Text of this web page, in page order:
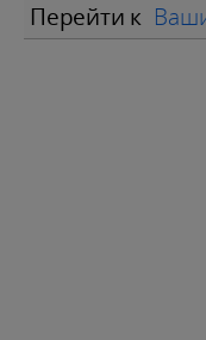
Перейти к